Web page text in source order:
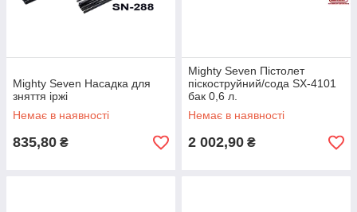
Mighty Seven Насадка для
зняття іржі
Немає в наявності
835,80 ₴
Mighty Seven Пістолет
піскоструйний/сода SX-4101
бак 0,6 л.
Немає в наявності
2 002,90 ₴